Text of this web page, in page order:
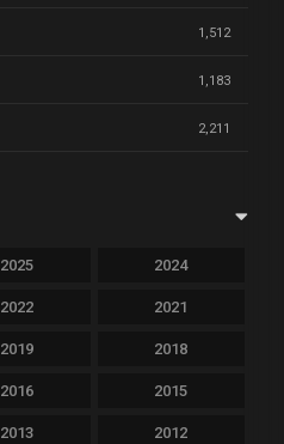
1,512
1,183
2,211
2025 2024
2022 2021
2019 2018
2016 2015
2013 2012